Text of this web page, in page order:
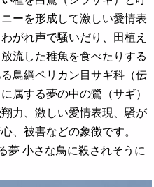
ーを形成して激しい愛情表
がれ声で騒いだり、田植え
流した稚魚を食べたりする
鳥綱ペリカン目サギ科（伝
属する夢の中の鷺（サギ）
力、激しい愛情表現、騒が
、被害などの象徴です。
夢 小さな鳥に殺されそうに